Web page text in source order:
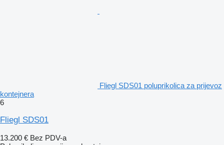
Fliegl SDS01 poluprikolica za prijevoz
kontejnera
6
Fliegl SDS01
13.200 € Bez PDV-a